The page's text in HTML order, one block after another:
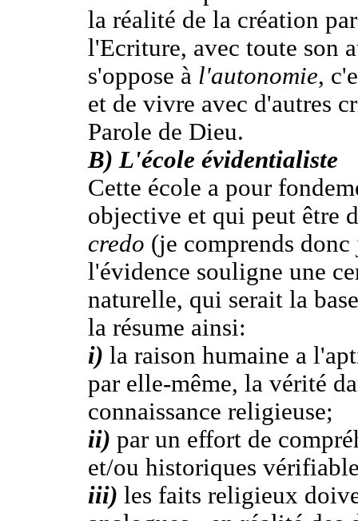
la réalité de la création
l'Ecriture, avec toute son
s'oppose à l'autonomie,
et de vivre avec d'autres
Parole de Dieu.
B) L'école évidentialiste
Cette école a pour
objective et qui peut être
credo (je comprends
l'évidence souligne une
naturelle, qui serait la
la résume ainsi:
i) la raison humaine a
par elle-même, la vérité
connaissance religieuse;
ii) par un effort de
et/ou historiques
iii) les faits religieux